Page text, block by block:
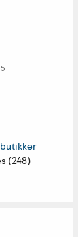
5 mulige
5
(248)